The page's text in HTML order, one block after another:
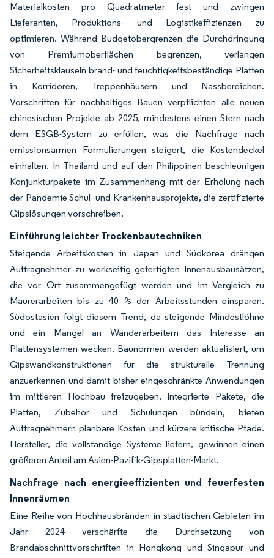
Materialkosten pro Quadratmeter fest und zwingen
Lieferanten, Produktions- und Logistikeffizienzen zu
optimieren. Während Budgetobergrenzen die Durchdringung
von Premiumoberflächen begrenzen, verlangen
Sicherheitsklauseln brand- und feuchtigkeitsbeständige Platten
in Korridoren, Treppenhäusern und Nassbereichen.
Vorschriften für nachhaltiges Bauen verpflichten alle neuen
chinesischen Projekte ab 2025, mindestens einen Stern nach
dem ESGB-System zu erfüllen, was die Nachfrage nach
emissionsarmen Formulierungen steigert, die Kostendeckel
einhalten. In Thailand und auf den Philippinen beschleunigen
Konjunkturpakete im Zusammenhang mit der Erholung nach
der Pandemie Schul- und Krankenhausprojekte, die zertifizierte
Gipslösungen vorschreiben.
Einführung leichter Trockenbautechniken
Steigende Arbeitskosten in Japan und Südkorea drängen
Auftragnehmer zu werkseitig gefertigten Innenausbausätzen,
die vor Ort zusammengefügt werden und im Vergleich zu
Maurerarbeiten bis zu 40 % der Arbeitsstunden einsparen.
Südostasien folgt diesem Trend, da steigende Mindestlöhne
und ein Mangel an Wanderarbeitern das Interesse an
Plattensystemen wecken. Baunormen werden aktualisiert, um
Gipswandkonstruktionen für die strukturelle Trennung
anzuerkennen und damit bisher eingeschränkte Anwendungen
im mittleren Hochbau freizugeben. Integrierte Pakete, die
Platten, Zubehör und Schulungen bündeln, bieten
Auftragnehmern planbare Kosten und kürzere kritische Pfade.
Hersteller, die vollständige Systeme liefern, gewinnen einen
größeren Anteil am Asien-Pazifik-Gipsplatten-Markt.
Nachfrage nach energieeffizienten und feuerfesten
Innenräumen
Eine Reihe von Hochhausbränden in städtischen Gebieten im
Jahr 2024 verschärfte die Durchsetzung von
Brandabschnittvorschriften in Hongkong und Singapur und